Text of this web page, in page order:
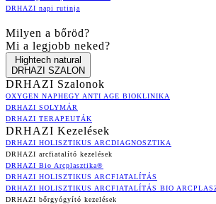
DRHAZI napi rutinja
Milyen a bőröd?
Mi a legjobb neked?
Hightech natural
DRHAZI SZALON
DRHAZI Szalonok
OXYGEN NAPHEGY ANTI AGE BIOKLINIKA
DRHAZI SOLYMÁR
DRHAZI TERAPEUTÁK
DRHAZI Kezelések
DRHAZI HOLISZTIKUS ARCDIAGNOSZTIKA
DRHAZI arcfiatalító kezelések
DRHAZI Bio Arcplasztika®
DRHAZI HOLISZTIKUS ARCFIATALÍTÁS
DRHAZI HOLISZTIKUS ARCFIATALÍTÁS BIO
DRHAZI bőrgyógyító kezelések